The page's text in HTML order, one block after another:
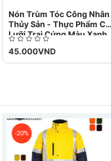
Nón Trùm Tóc Công Nhân
Thủy Sản - Thực Phẩm Có
Lưỡi Trai Cứng Màu Xanh
Biển
45.000VND
-20%